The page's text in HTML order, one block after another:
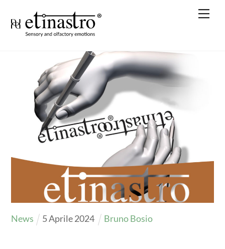
content
News 5Aprile2024 Bruno Bosio